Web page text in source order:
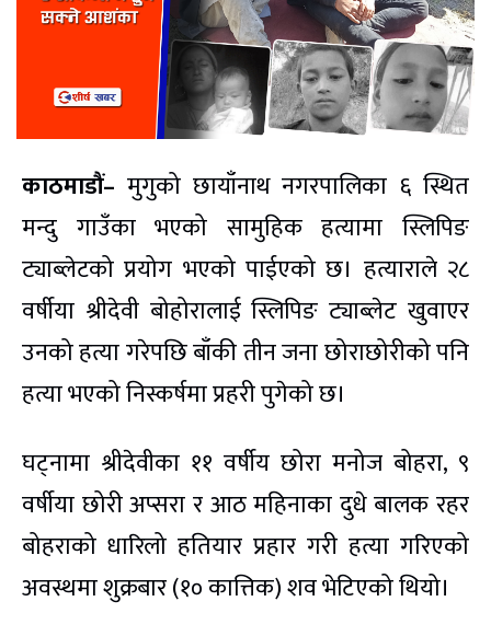
काठमाडौं– मुगुको छायाँनाथ नगरपालिका ६ स्थित
मन्दु गाउँका भएको सामुहिक हत्यामा स्लिपिङ
ट्याब्लेटको प्रयोग भएको पाईएको छ। हत्याराले २८
वर्षीया श्रीदेवी बोहोरालाई स्लिपिङ ट्याब्लेट खुवाएर
उनको हत्या गरेपछि बाँकी तीन जना छोराछोरीको पनि
हत्या भएको निस्कर्षमा प्रहरी पुगेको छ।
घट्नामा श्रीदेवीका ११ वर्षीय छोरा मनोज बोहरा, ९
वर्षीया छोरी अप्सरा र आठ महिनाका दुधे बालक रहर
बोहराको धारिलो हतियार प्रहार गरी हत्या गरिएको
अवस्थमा शुक्रबार (१० कात्तिक) शव भेटिएको थियो।